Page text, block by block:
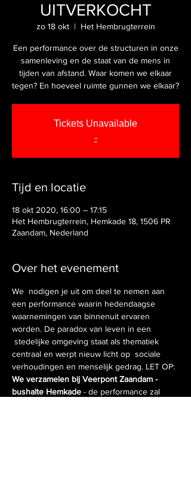
UITVERKOCHT
zo 18 okt
  |
Het Hembrugterrein
Een performance over de structuren in onze
samenleving en de staat van de mens in
tijden van afstand. Waar komen we elkaar
tegen? En hoeveel ruimte gunnen we elkaar?
Tickets Unavailable
-
Tijd en locatie
18 okt 2020, 16:00 – 17:15
Het Hembrugterrein, Hemkade 18, 1506 PR
Zaandam, Nederland
Over het evenement
We  nodigen je uit om deel te nemen aan
een performance waarin hedendaagse
waarnemingen van binnenuit ervaren
worden. De paradox van leven in een
stedelijke omgeving staat als thematiek
centraal en werpt nieuw licht op  sociale
verhoudingen en menselijk gedrag. LET OP:
We verzamelen bij Veerpont Zaandam -
bushalte Hemkade - de performance zal